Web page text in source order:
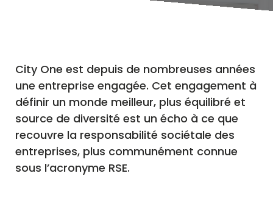
City One est depuis de nombreuses années
une entreprise engagée. Cet engagement à
définir un monde meilleur, plus équilibré et
source de diversité est un écho à ce que
recouvre la responsabilité sociétale des
entreprises, plus communément connue
sous l’acronyme RSE.